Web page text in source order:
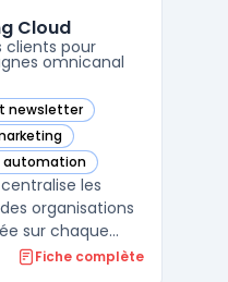
Cloud
clients pour
omnicanal
newsletter
dans cette catégorie
dans cette catégorie
automation
dans cette catégorie
les
organisations
sur chaque
des
Fiche complète